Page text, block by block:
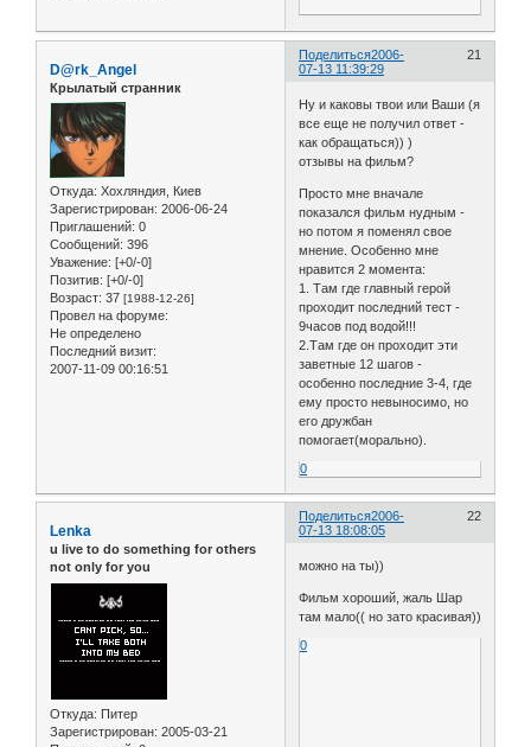
Поделиться 21
2006-
07-13 11:39:29
D@rk_Angel
Крылатый странник
Откуда: Хохляндия, Киев
Зарегистрирован: 2006-06-24
Приглашений: 0
Сообщений: 396
Уважение: [+0/-0]
Позитив: [+0/-0]
Возраст: 37 [1988-12-26]
Провел на форуме:
Не определено
Последний визит:
2007-11-09 00:16:51
Ну и каковы твои или Ваши (я
все еще не получил ответ -
как обращаться)) )
отзывы на фильм?
Просто мне вначале
показался фильм нудным -
но потом я поменял свое
мнение. Особенно мне
нравится 2 момента:
1. Там где главный герой
проходит последний тест -
9часов под водой!!!
2.Там где он проходит эти
заветные 12 шагов -
особенно последние 3-4, где
ему просто невыносимо, но
его дружбан
помогает(морально).
0
Поделиться 22
2006-
07-13 18:08:05
Lenka
u live to do something for others
not only for you
Откуда: Питер
Зарегистрирован: 2005-03-21
можно на ты))
Фильм хороший, жаль Шар
там мало(( но зато красивая))
0